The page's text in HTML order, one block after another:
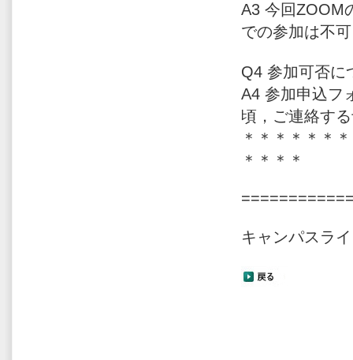
A3 今回ZOOM
での参加は不
Q4 参加可否に
A4 参加申込フ
頃，ご連絡す
＊＊＊＊＊＊
＊＊＊＊
キャンパスラ